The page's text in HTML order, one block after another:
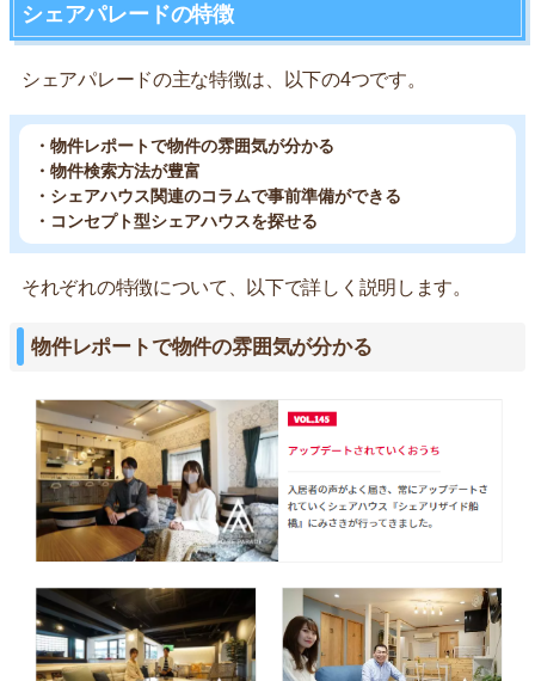
シェアパレードの特徴
シェアパレードの主な特徴は、以下の4つです。
・物件レポートで物件の雰囲気が分かる
・物件検索方法が豊富
・シェアハウス関連のコラムで事前準備ができる
・コンセプト型シェアハウスを探せる
それぞれの特徴について、以下で詳しく説明します。
物件レポートで物件の雰囲気が分かる